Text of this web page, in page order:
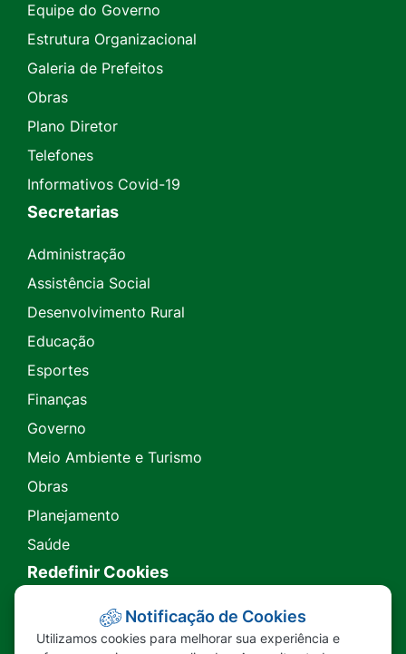
Equipe do Governo
Estrutura Organizacional
Galeria de Prefeitos
Obras
Plano Diretor
Telefones
Informativos Covid-19
Secretarias
Administração
Assistência Social
Desenvolvimento Rural
Educação
Esportes
Finanças
Governo
Meio Ambiente e Turismo
Obras
Planejamento
Saúde
Redefinir Cookies
TransparênciaNotificação de Cookies
Utilizamos cookies para melhorar sua experiência e